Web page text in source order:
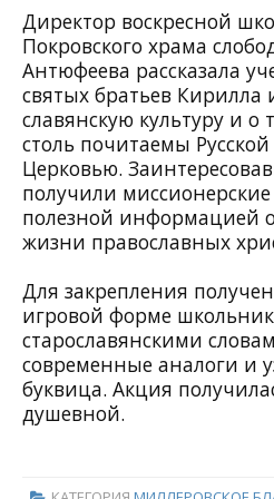
Директор воскресной
Покровского храма
Антюфеева рассказала
святых братьев
славянскую культуру и о
столь почитаемы
Церковью.
получили
полезной информацией
жизни православных
Для закрепления
игровой форме
старославянскими
современные аналоги и
буквица. Акция
душевной.